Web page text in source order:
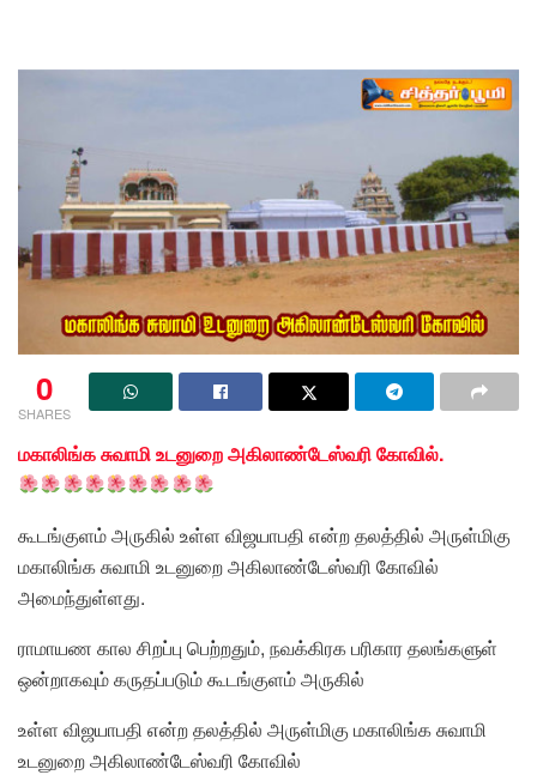
0
SHARES
மகாலிங்க சுவாமி உடனுறை அகிலாண்டேஸ்வரி கோவில்.
கூடங்குளம் அருகில் உள்ள விஜயாபதி என்ற தலத்தில் அருள்மிகு
மகாலிங்க சுவாமி உடனுறை அகிலாண்டேஸ்வரி கோவில்
அமைந்துள்ளது.
ராமாயண கால சிறப்பு பெற்றதும், நவக்கிரக பரிகார தலங்களுள்
ஒன்றாகவும் கருதப்படும் கூடங்குளம் அருகில்
உள்ள விஜயாபதி என்ற தலத்தில் அருள்மிகு மகாலிங்க சுவாமி
உடனுறை அகிலாண்டேஸ்வரி கோவில்